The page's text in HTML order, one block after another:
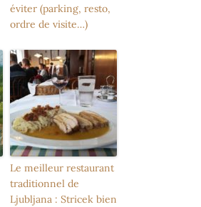
éviter (parking, resto,
ordre de visite…)
Le meilleur restaurant
traditionnel de
Ljubljana : Stricek bien